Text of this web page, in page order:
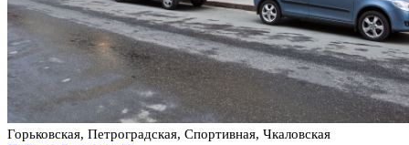
Горьковская, Петроградская, Спортивная, Чкаловская